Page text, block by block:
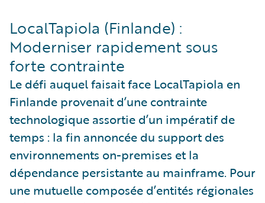
LocalTapiola (Finlande) :
Moderniser rapidement sous
forte contrainte
Le défi auquel faisait face LocalTapiola en
Finlande provenait d’une contrainte
technologique assortie d’un impératif de
temps : la fin annoncée du support des
environnements on-premises et la
dépendance persistante au mainframe. Pour
une mutuelle composée d’entités régionales